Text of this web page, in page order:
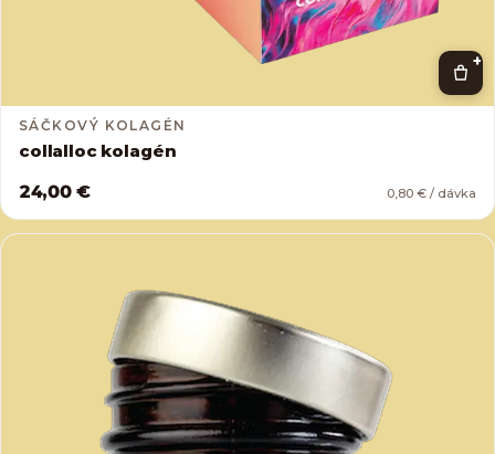
+
SÁČKOVÝ KOLAGÉN
collalloc kolagén
24,00 €
0,80 € / dávka